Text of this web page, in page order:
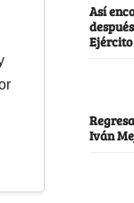
Así
Ejército
Iván